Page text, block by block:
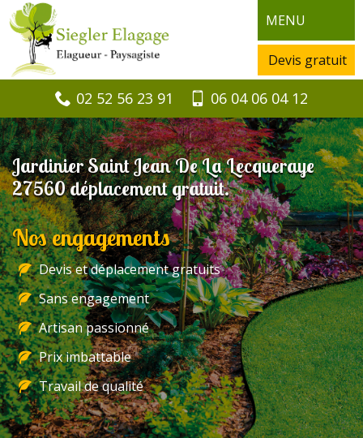
MENU
Devis gratuit
02 52 56 23 91 06 04 06 04 12
Jardinier Saint Jean De La Lecqueraye
27560 déplacement gratuit.
Nos engagements
Devis et déplacement gratuits
Sans engagement
Artisan passionné
Prix imbattable
Travail de qualité